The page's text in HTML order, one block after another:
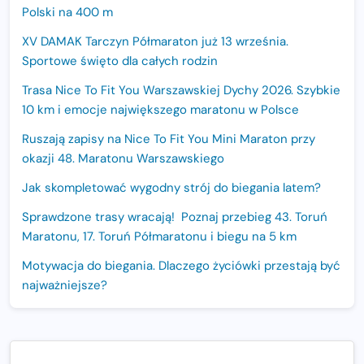
Polski na 400 m
XV DAMAK Tarczyn Półmaraton już 13 września.
Sportowe święto dla całych rodzin
Trasa Nice To Fit You Warszawskiej Dychy 2026. Szybkie
10 km i emocje największego maratonu w Polsce
Ruszają zapisy na Nice To Fit You Mini Maraton przy
okazji 48. Maratonu Warszawskiego
Jak skompletować wygodny strój do biegania latem?
Sprawdzone trasy wracają! Poznaj przebieg 43. Toruń
Maratonu, 17. Toruń Półmaratonu i biegu na 5 km
Motywacja do biegania. Dlaczego życiówki przestają być
najważniejsze?